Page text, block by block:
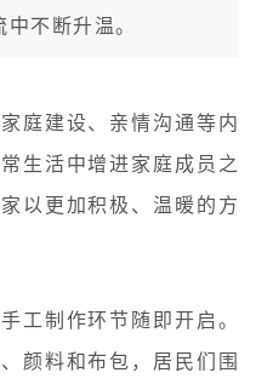
不断升温。
庭建设、亲情沟通等内
生活中增进家庭成员之
以更加积极、温暖的方
工制作环节随即开启。
颜料和布包，居民们围